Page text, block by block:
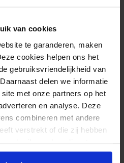
van cookies
te garanderen, maken
cookies helpen ons het
gebruiksvriendelijkheid van
delen we informatie
met onze partners op het
en analyse. Deze
combineren met andere
verstrekt of die zij hebben
drop a gear
Korps Mariniers since...
2 stuks 52.6 x 13 cm
19,50